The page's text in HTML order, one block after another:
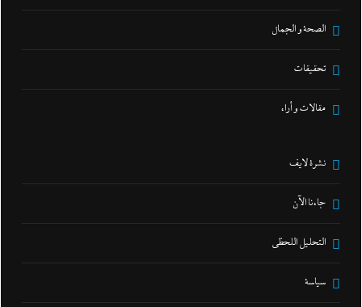
الصحة و الجمال
تحقيقات
مقالات و أراء
نشرة لايف
جاءنا الآن
التحليل اللحظي
سياسة